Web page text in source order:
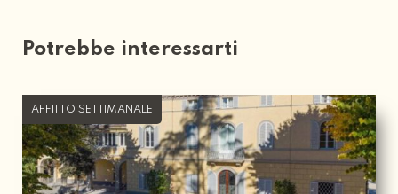
Potrebbe interessarti
AFFITTO SETTIMANALE